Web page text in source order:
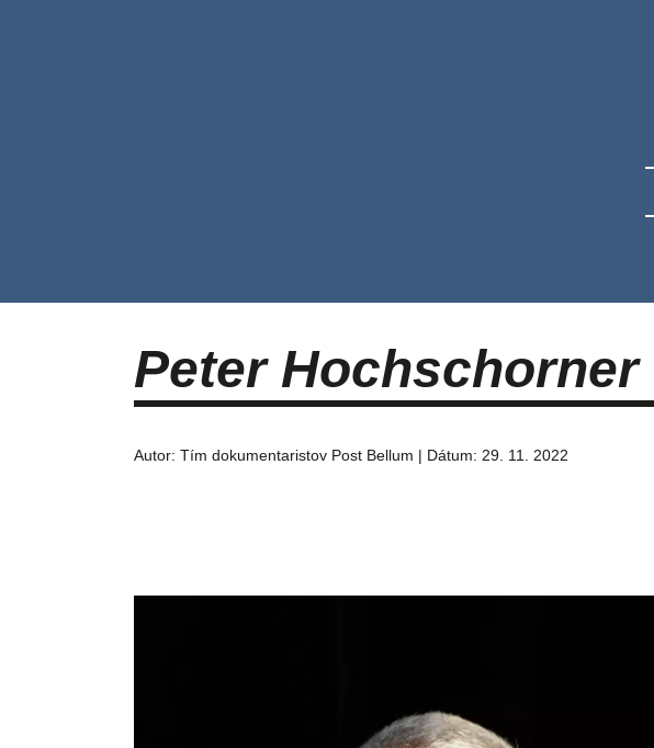
Peter Hochschorner
Autor: Tím dokumentaristov Post Bellum | Dátum: 29. 11. 2022